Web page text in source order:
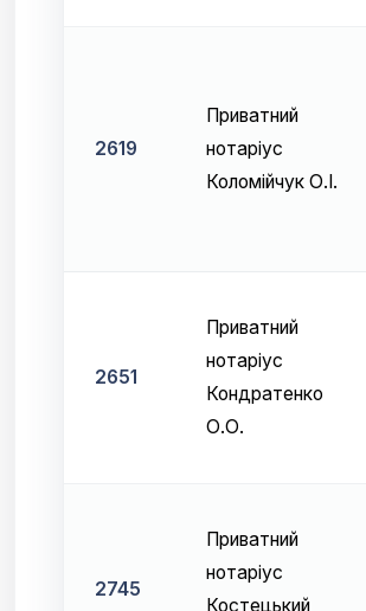
2619
Приватний
нотаріус
Коломійчук О.І.
2651
Приватний
нотаріус
Кондратенко
О.О.
2745
Приватний
нотаріус
Костецький